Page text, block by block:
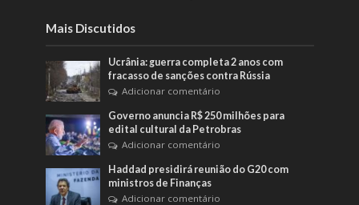
Mais Discutidos
Ucrânia: guerra completa 2 anos com
fracasso de sanções contra Rússia
Adicionar comentário
Governo anuncia R$ 250 milhões para
edital cultural da Petrobras
Adicionar comentário
Haddad presidirá reunião do G20 com
ministros de Finanças
Adicionar comentário